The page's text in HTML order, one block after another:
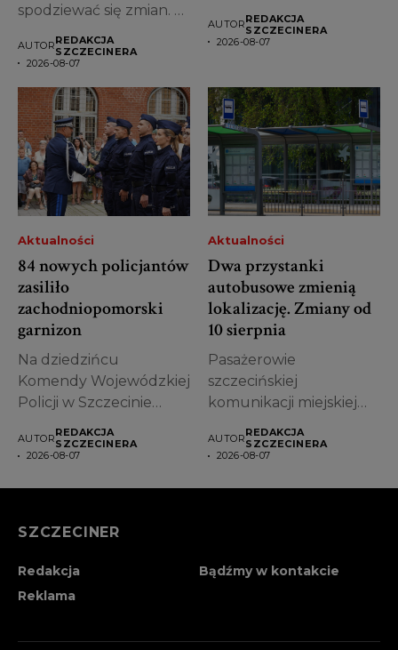
spodziewać się zmian. W
AUTORREDAKCJA
SZCZECINERA
2026-08-07
modernizacją
AUTORREDAKCJA
SZCZECINERA
2026-08-07
Aktualności
84 nowych policjantów
zasiliło
zachodniopomorski
garnizon
Na dziedzińcu
Komendy Wojewódzkiej
Policji w Szczecinie
ślubowanie nowych...
AUTORREDAKCJA
SZCZECINERA
2026-08-07
Aktualności
Dwa przystanki
autobusowe zmienią
lokalizację. Zmiany od
10 sierpnia
Pasażerowie
szczecińskiej
komunikacji miejskiej
na kolejne zmiany. Od
AUTORREDAKCJA
SZCZECINERA
2026-08-07
SZCZECINER
Redakcja
Bądźmy w kontakcie
Reklama